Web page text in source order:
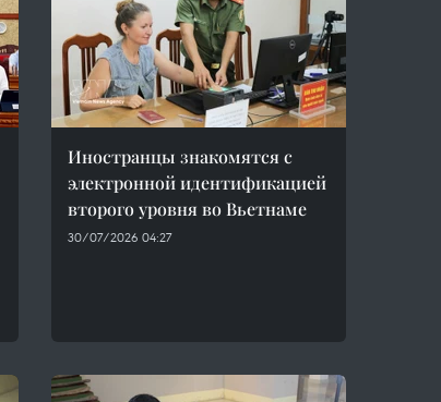
Иностранцы знакомятся с
электронной идентификацией
второго уровня во Вьетнаме
30/07/2026 04:27